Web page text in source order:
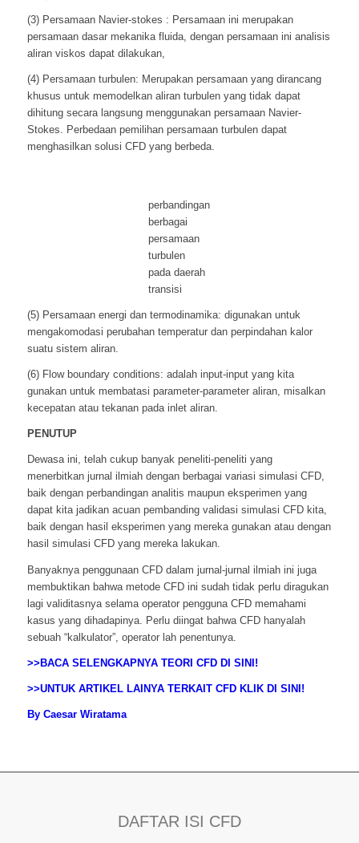
(3) Persamaan Navier-stokes : Persamaan ini merupakan
persamaan dasar mekanika fluida, dengan persamaan ini analisis
aliran viskos dapat dilakukan,
(4) Persamaan turbulen: Merupakan persamaan yang dirancang
khusus untuk memodelkan aliran turbulen yang tidak dapat
dihitung secara langsung menggunakan persamaan Navier-
Stokes. Perbedaan pemilihan persamaan turbulen dapat
menghasilkan solusi CFD yang berbeda.
perbandingan
berbagai
persamaan
turbulen
pada daerah
transisi
(5) Persamaan energi dan termodinamika: digunakan untuk
mengakomodasi perubahan temperatur dan perpindahan kalor
suatu sistem aliran.
(6) Flow boundary conditions: adalah input-input yang kita
gunakan untuk membatasi parameter-parameter aliran, misalkan
kecepatan atau tekanan pada inlet aliran.
PENUTUP
Dewasa ini, telah cukup banyak peneliti-peneliti yang
menerbitkan jurnal ilmiah dengan berbagai variasi simulasi CFD,
baik dengan perbandingan analitis maupun eksperimen yang
dapat kita jadikan acuan pembanding validasi simulasi CFD kita,
baik dengan hasil eksperimen yang mereka gunakan atau dengan
hasil simulasi CFD yang mereka lakukan.
Banyaknya penggunaan CFD dalam jurnal-jurnal ilmiah ini juga
membuktikan bahwa metode CFD ini sudah tidak perlu diragukan
lagi validitasnya selama operator pengguna CFD memahami
kasus yang dihadapinya. Perlu diingat bahwa CFD hanyalah
sebuah “kalkulator”, operator lah penentunya.
>>BACA SELENGKAPNYA TEORI CFD DI SINI!
>>UNTUK ARTIKEL LAINYA TERKAIT CFD KLIK DI SINI!
By Caesar Wiratama
DAFTAR ISI CFD